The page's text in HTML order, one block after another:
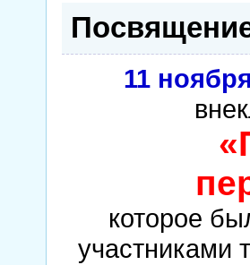
11
которое
участниками